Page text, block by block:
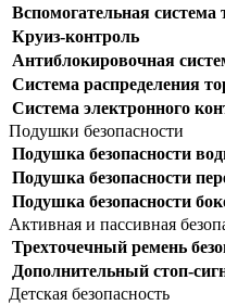
Вспомогательная
Круиз-контроль
Антиблокировочная
Система распределения
Система электронного
Подушки безопасности
Подушка безопасности
Подушка безопасности
Подушка безопасности
Активная и пассивная
Трехточечный ремень
Дополнительный стоп-
Детская безопасность